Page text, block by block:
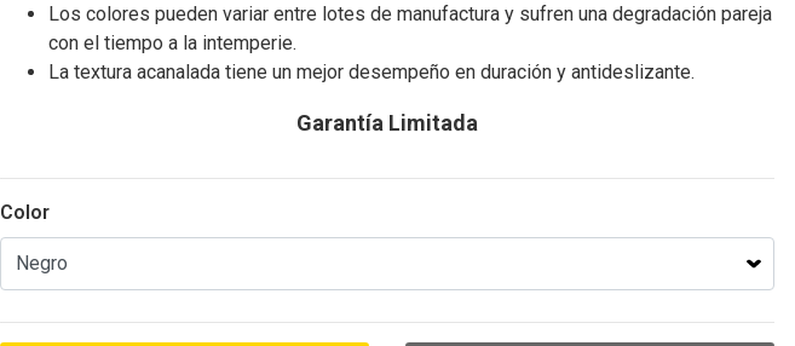
Los colores pueden variar entre lotes de manufactura y sufren una degradación pareja
con el tiempo a la intemperie.
La textura acanalada tiene un mejor desempeño en duración y antideslizante.
Garantía Limitada
Color